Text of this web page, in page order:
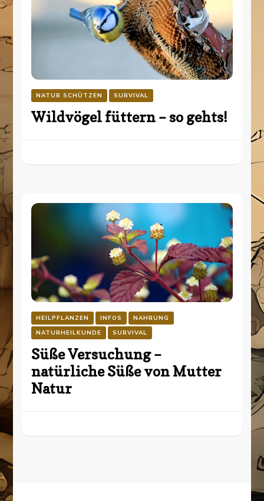
NATUR SCHÜTZEN SURVIVAL
Wildvögel füttern – so gehts!
HEILPFLANZEN INFOS
NAHRUNG
NATURHEILKUNDE
SURVIVAL
Süße Versuchung –
natürliche Süße von Mutter
Natur